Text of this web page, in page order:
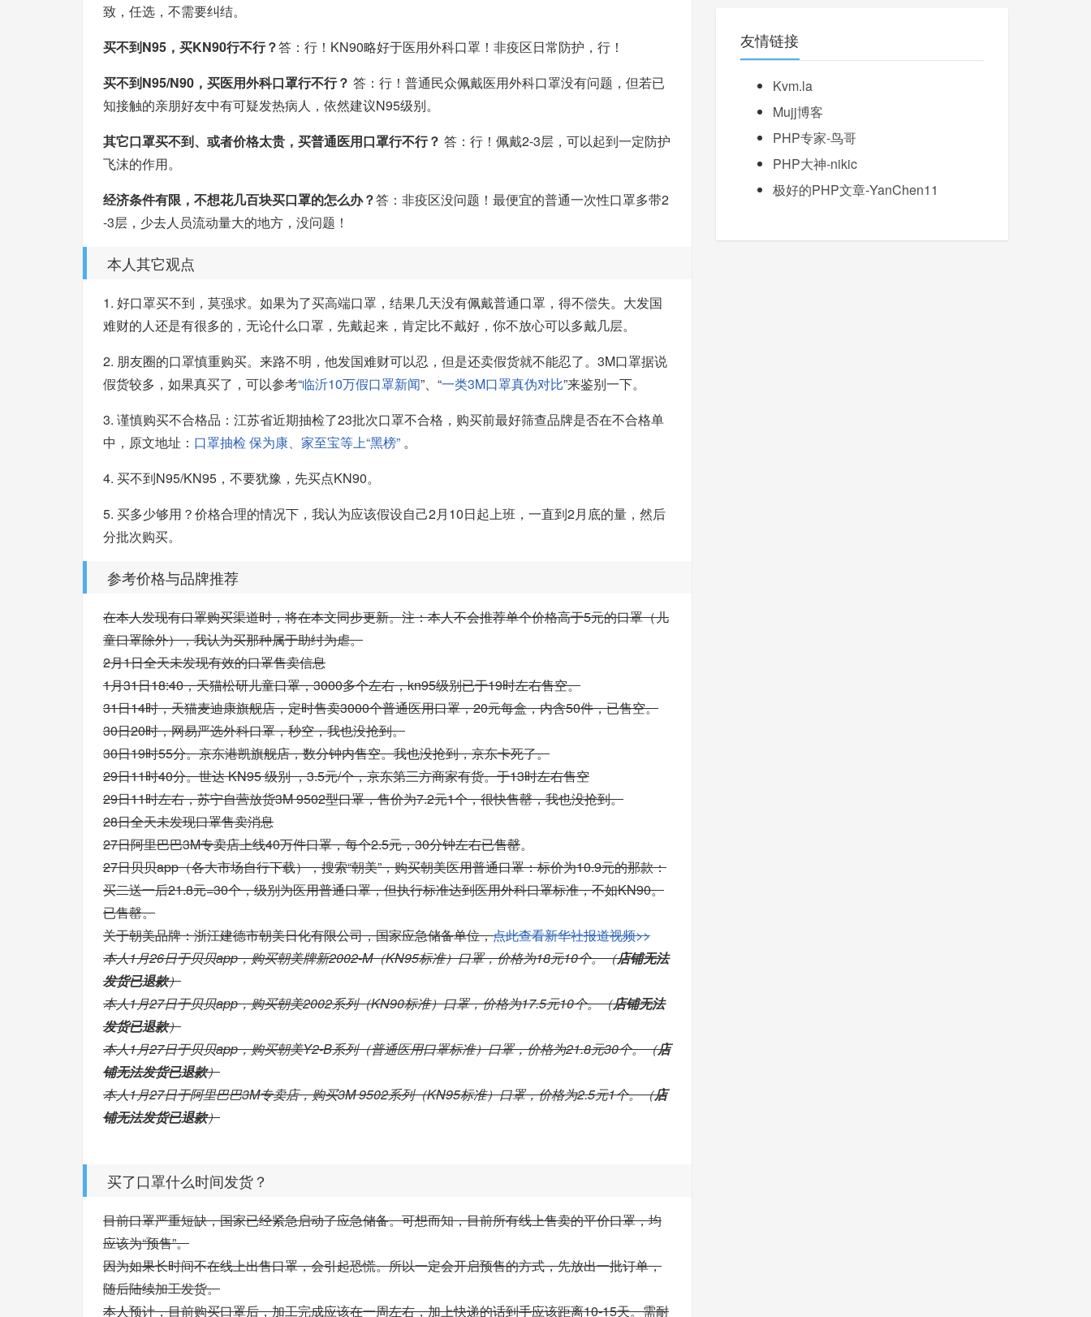
致，任选，不需要纠结。
买不到N95，买KN90行不行？答：行！KN90略好于医用外科口罩！非疫区日常防护，行！
买不到N95/N90，买医用外科口罩行不行？ 答：行！普通民众佩戴医用外科口罩没有问题，但若已
知接触的亲朋好友中有可疑发热病人，依然建议N95级别。
其它口罩买不到、或者价格太贵，买普通医用口罩行不行？ 答：行！佩戴2-3层，可以起到一定防护
飞沫的作用。
经济条件有限，不想花几百块买口罩的怎么办？答：非疫区没问题！最便宜的普通一次性口罩多带2
-3层，少去人员流动量大的地方，没问题！
本人其它观点
1. 好口罩买不到，莫强求。如果为了买高端口罩，结果几天没有佩戴普通口罩，得不偿失。大发国
难财的人还是有很多的，无论什么口罩，先戴起来，肯定比不戴好，你不放心可以多戴几层。
2. 朋友圈的口罩慎重购买。来路不明，他发国难财可以忍，但是还卖假货就不能忍了。3M口罩据说
假货较多，如果真买了，可以参考“临沂10万假口罩新闻”、“一类3M口罩真伪对比”来鉴别一下。
3. 谨慎购买不合格品：江苏省近期抽检了23批次口罩不合格，购买前最好筛查品牌是否在不合格单
中，原文地址： 口罩抽检 保为康、家至宝等上“黑榜” 。
4. 买不到N95/KN95，不要犹豫，先买点KN90。
5. 买多少够用？价格合理的情况下，我认为应该假设自己2月10日起上班，一直到2月底的量，然后
分批次购买。
参考价格与品牌推荐
在本人发现有口罩购买渠道时，将在本文同步更新。注：本人不会推荐单个价格高于5元的口罩（儿
童口罩除外），我认为买那种属于助纣为虐。
2月1日全天未发现有效的口罩售卖信息
1月31日18:40，天猫松研儿童口罩，3000多个左右，kn95级别已于19时左右售空。
31日14时，天猫麦迪康旗舰店，定时售卖3000个普通医用口罩，20元每盒，内含50件，已售空。
30日20时，网易严选外科口罩，秒空，我也没抢到。
30日19时55分。京东港凯旗舰店，数分钟内售空。我也没抢到，京东卡死了。
29日11时40分。世达 KN95 级别 ，3.5元/个，京东第三方商家有货。于13时左右售空
29日11时左右，苏宁自营放货3M 9502型口罩，售价为7.2元1个，很快售罄，我也没抢到。
28日全天未发现口罩售卖消息
27日阿里巴巴3M专卖店上线40万件口罩，每个2.5元，30分钟左右已售罄。
27日贝贝app（各大市场自行下载），搜索“朝美”，购买朝美医用普通口罩：标价为10.9元的那款：
买二送一后21.8元=30个，级别为医用普通口罩，但执行标准达到医用外科口罩标准，不如KN90。
已售罄。
关于朝美品牌：浙江建德市朝美日化有限公司，国家应急储备单位，点此查看新华社报道视频>>
本人1月26日于贝贝app，购买朝美牌新2002-M（KN95标准）口罩，价格为18元10个。（店铺无法
发货已退款）
本人1月27日于贝贝app，购买朝美2002系列（KN90标准）口罩，价格为17.5元10个。（店铺无法
发货已退款）
本人1月27日于贝贝app，购买朝美Y2-B系列（普通医用口罩标准）口罩，价格为21.8元30个。（店
铺无法发货已退款）
本人1月27日于阿里巴巴3M专卖店，购买3M 9502系列（KN95标准）口罩，价格为2.5元1个。（店
铺无法发货已退款）
买了口罩什么时间发货？
目前口罩严重短缺，国家已经紧急启动了应急储备。可想而知，目前所有线上售卖的平价口罩，均
应该为“预售”。
因为如果长时间不在线上出售口罩，会引起恐慌。所以一定会开启预售的方式，先放出一批订单，
随后陆续加工发货。
本人预计，目前购买口罩后，加工完成应该在一周左右，加上快递的话到手应该距离10-15天。需耐
友情链接
Kvm.la
Mujj博客
PHP专家-鸟哥
PHP大神-nikic
极好的PHP文章-YanChen11